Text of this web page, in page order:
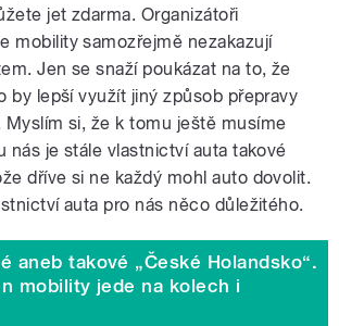
jet zdarma. Organizátoři
mobility samozřejmě nezakazují
Jen se snaží poukázat na to, že
by lepší využít jiný způsob přepravy
Myslím si, že k tomu ještě musíme
nás je stále vlastnictví auta takové
dříve si ne každý mohl auto dovolit.
auta pro nás něco důležitého.
aneb takové „České Holandsko“.
mobility jede na kolech i